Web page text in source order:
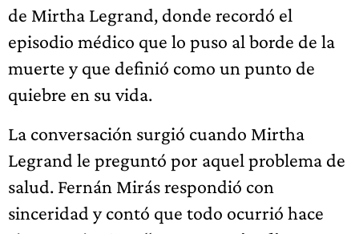
de Mirtha Legrand, donde recordó el
episodio médico que lo puso al borde de la
muerte y que definió como un punto de
quiebre en su vida.
La conversación surgió cuando Mirtha
Legrand le preguntó por aquel problema de
salud. Fernán Mirás respondió con
sinceridad y contó que todo ocurrió hace